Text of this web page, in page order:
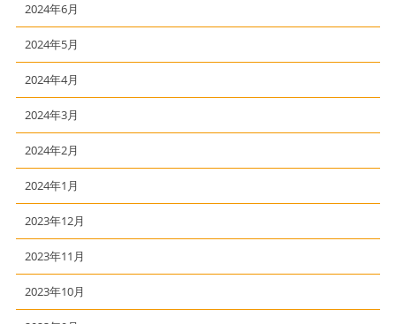
2024年6月
2024年5月
2024年4月
2024年3月
2024年2月
2024年1月
2023年12月
2023年11月
2023年10月